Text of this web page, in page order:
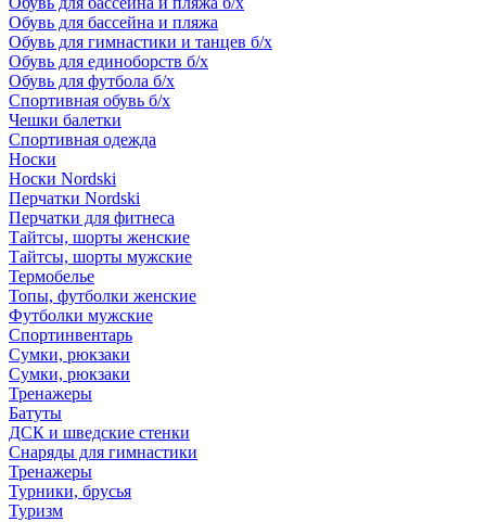
Обувь для бассейна и пляжа
Обувь для гимнастики и танцев б/х
Обувь для единоборств б/х
Обувь для футбола б/х
Спортивная обувь б/х
Чешки балетки
Спортивная одежда
Носки
Носки Nordski
Перчатки Nordski
Перчатки для фитнеса
Тайтсы, шорты женские
Тайтсы, шорты мужские
Термобелье
Топы, футболки женские
Футболки мужские
Спортинвентарь
Сумки, рюкзаки
Сумки, рюкзаки
Тренажеры
Батуты
ДСК и шведские стенки
Снаряды для гимнастики
Тренажеры
Турники, брусья
Туризм